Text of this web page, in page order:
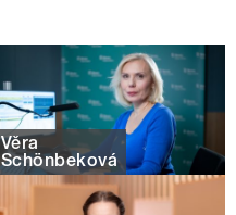
Věra
Schönbeková